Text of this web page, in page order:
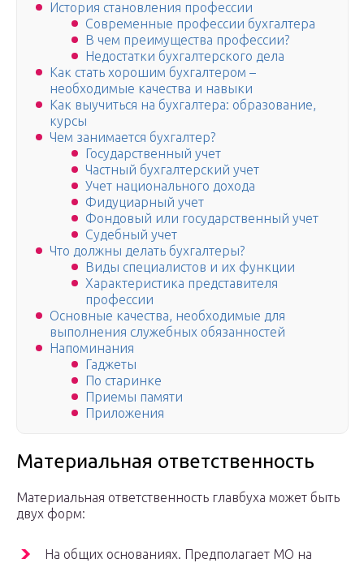
История становления профессии
Современные профессии бухгалтера
В чем преимущества профессии?
Недостатки бухгалтерского дела
Как стать хорошим бухгалтером –
необходимые качества и навыки
Как выучиться на бухгалтера: образование,
курсы
Чем занимается бухгалтер?
Государственный учет
Частный бухгалтерский учет
Учет национального дохода
Фидуциарный учет
Фондовый или государственный учет
Судебный учет
Что должны делать бухгалтеры?
Виды специалистов и их функции
Характеристика представителя
профессии
Основные качества, необходимые для
выполнения служебных обязанностей
Напоминания
Гаджеты
По старинке
Приемы памяти
Приложения
Материальная ответственность
Материальная ответственность главбуха может быть
двух форм:
На общих основаниях. Предполагает МО на